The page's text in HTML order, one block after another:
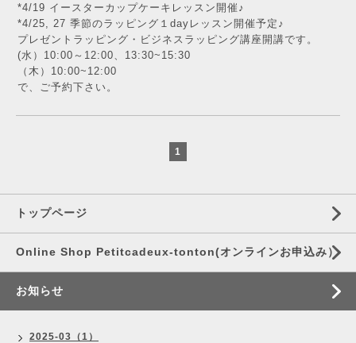
*4/19 イースターカップケーキレッスン開催♪
*4/25, 27 季節のラッピング１dayレッスン開催予定♪
プレゼントラッピング・ビジネスラッピング講座開講です。
(水）10:00～12:00、13:30~15:30
（木）10:00~12:00
で、ご予約下さい。
1
トップページ
Online Shop Petitcadeux-tonton(オンラインお申込み）
お知らせ
2025-03（1）